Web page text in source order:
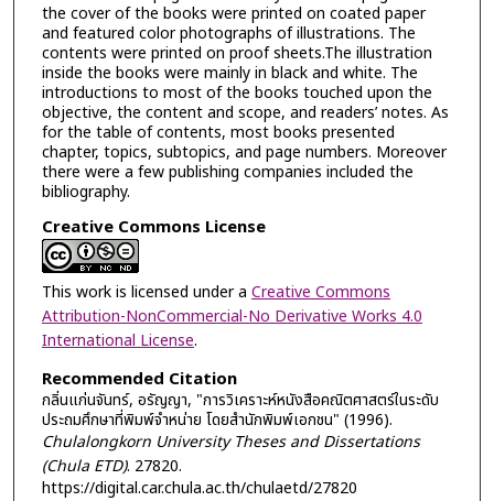
the cover of the books were printed on coated paper
and featured color photographs of illustrations. The
contents were printed on proof sheets.The illustration
inside the books were mainly in black and white. The
introductions to most of the books touched upon the
objective, the content and scope, and readers’ notes. As
for the table of contents, most books presented
chapter, topics, subtopics, and page numbers. Moreover
there were a few publishing companies included the
bibliography.
Creative Commons License
This work is licensed under a Creative Commons
Attribution-NonCommercial-No Derivative Works 4.0
International License.
Recommended Citation
กลิ่นแก่นจันทร์, อรัญญา, "การวิเคราะห์หนังสือคณิตศาสตร์ในระดับ
ประถมศึกษาที่พิมพ์จำหน่าย โดยสำนักพิมพ์เอกชน" (1996).
Chulalongkorn University Theses and Dissertations
(Chula ETD). 27820.
https://digital.car.chula.ac.th/chulaetd/27820